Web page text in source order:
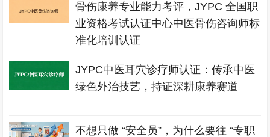
骨伤康养专业能力考评，JYPC 全国职
业资格考试认证中心中医骨伤咨询师标
准化培训认证
JYPC中医耳穴诊疗师认证：传承中医
绿色外治技艺，持证深耕康养赛道
不想只做 “安全员”，为什么要往 “专职